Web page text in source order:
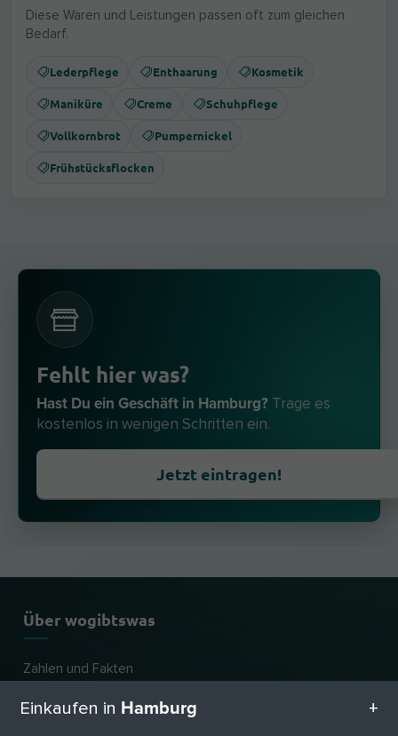
Diese Waren und Leistungen passen oft zum gleichen
Bedarf.
Lederpflege Enthaarung Kosmetik
Maniküre Creme Schuhpflege
Vollkornbrot Pumpernickel
Frühstücksflocken
Fehlt hier was?
Hast Du ein Geschäft in Hamburg? Trage es
kostenlos in wenigen Schritten ein.
Jetzt eintragen!
Über wogibtswas
Zahlen und Fakten
Partner
Einkaufen in Hamburg